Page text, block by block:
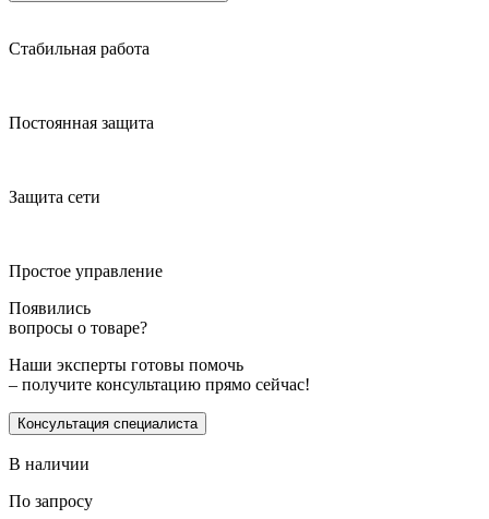
Стабильная работа
Постоянная защита
Защита сети
Простое управление
Появились
вопросы о товаре?
Наши эксперты готовы помочь
– получите консультацию прямо сейчас!
Консультация специалиста
В наличии
По запросу